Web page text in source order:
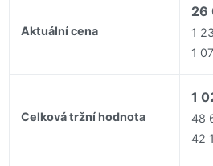
Aktuální cena
26
1
1
Celková tržní hodnota
1
48
42